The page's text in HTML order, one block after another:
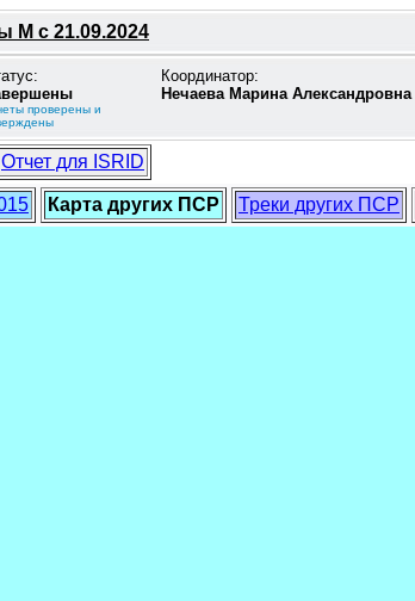
М с 21.09.2024
проверены и
Координатор:
Нечаева Марина Александровна
Отчет для ISRID
Карта других ПСР Треки других ПСР